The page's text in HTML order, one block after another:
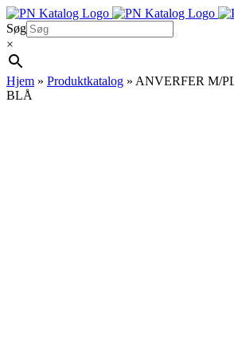
Skip
to
content
Søg
×
Hjem » Produktkatalog » ANVERFER M/
BLÅ